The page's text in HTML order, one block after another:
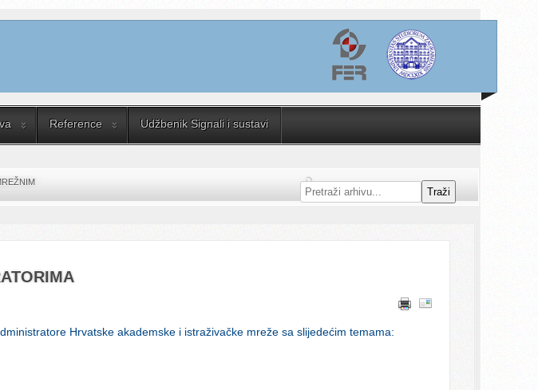
Reference Udžbenik Signali i sustavi
Traži
Hrvatske akademske i istraživačke mreže sa slijedećim temama: